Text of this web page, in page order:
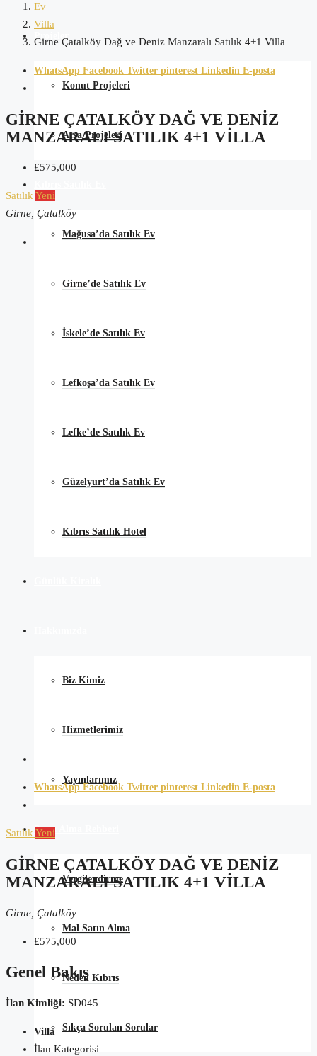
Projeler
Konut Projeleri
Arsa Projeleri
Mağusa’da Satılık Ev
Girne’de Satılık Ev
İskele’de Satılık Ev
Lefkoşa’da Satılık Ev
Lefke’de Satılık Ev
Güzelyurt’da Satılık Ev
Kıbrıs Satılık Hotel
Biz Kimiz
Hizmetlerimiz
Yayınlarımız
Satın Alma Rehberi
Vergilendirme
Mal Satın Alma
Neden Kıbrıs
Sıkça Sorulan Sorular
Ev
Villa
Girne Çatalköy Dağ ve Deniz Manzaralı Satılık 4+1 Villa
WhatsApp Facebook Twitter pinterest Linkedin E-posta
GIRNE ÇATALKÖY DAĞ VE DENIZ
MANZARALI SATILIK 4+1 VILLA
£575,000
SatılıkYeni
Girne, Çatalköy
WhatsApp Facebook Twitter pinterest Linkedin E-posta
SatılıkYeni
GIRNE ÇATALKÖY DAĞ VE DENIZ
MANZARALI SATILIK 4+1 VILLA
Girne, Çatalköy
£575,000
Genel Bakış
İlan Kimliği: SD045
Villa
İlan Kategorisi